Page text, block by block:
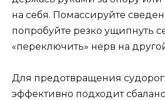
на себя. Помассируйте
попробуйте резко ущипнуть
«переключить» нерв на
Для предотвращения
эффективно подходит